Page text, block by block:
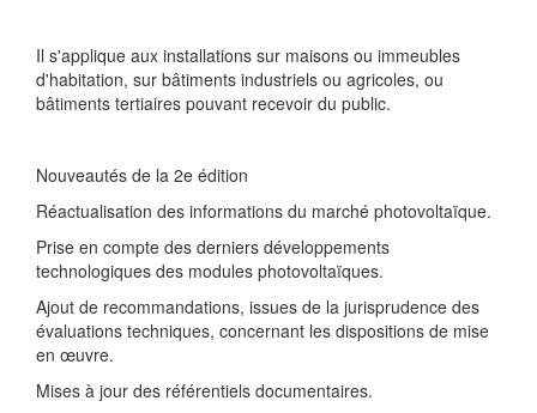
Il s'applique aux installations sur maisons ou immeubles
d'habitation, sur bâtiments industriels ou agricoles, ou
bâtiments tertiaires pouvant recevoir du public.
Nouveautés de la 2e édition
Réactualisation des informations du marché photovoltaïque.
Prise en compte des derniers développements
technologiques des modules photovoltaïques.
Ajout de recommandations, issues de la jurisprudence des
évaluations techniques, concernant les dispositions de mise
en œuvre.
Mises à jour des référentiels documentaires.